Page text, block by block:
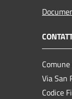
Via San
Codice